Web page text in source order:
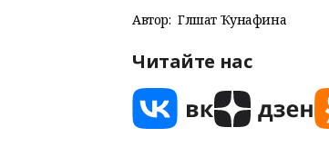
Автор: Гөлшат Ҡунафина
Читайте нас